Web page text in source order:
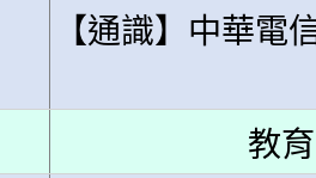
【通識】中華
教